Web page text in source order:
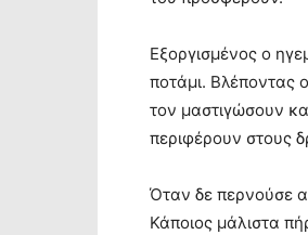
Εξοργισμένος ο
ποτάμι. Βλέποντας
τον μαστιγώσουν
περιφέρουν στους
Όταν δε περνούσε
Κάποιος μάλιστα